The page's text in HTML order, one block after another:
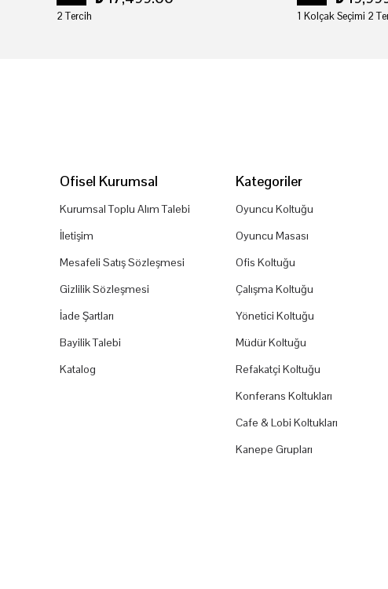
2 Tercih 1 Kolçak Seçimi 2
Ofisel Kurumsal
Kurumsal Toplu Alım Talebi
İletişim
Mesafeli Satış Sözleşmesi
Gizlilik Sözleşmesi
İade Şartları
Bayilik Talebi
Katalog
Kategoriler
Oyuncu Koltuğu
Oyuncu Masası
Ofis Koltuğu
Çalışma Koltuğu
Yönetici Koltuğu
Müdür Koltuğu
Refakatçi Koltuğu
Konferans Koltukları
Cafe & Lobi Koltukları
Kanepe Grupları